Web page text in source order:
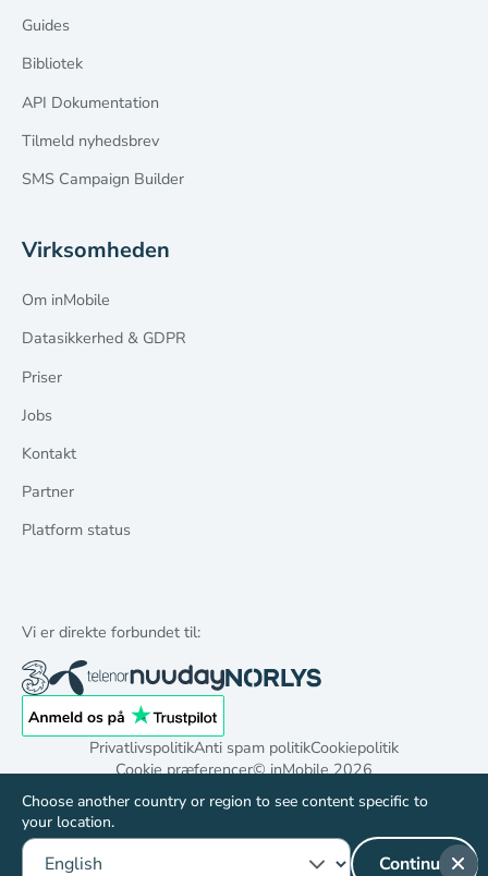
Choose another country or region to see content specific to
your location.
Continue
Guides
Bibliotek
API Dokumentation
Tilmeld nyhedsbrev
SMS Campaign Builder
Virksomheden
Om inMobile
Datasikkerhed & GDPR
Priser
Jobs
Kontakt
Partner
Platform status
PrivatlivspolitikAnti spam politikCookiepolitik
Cookie præferencer© inMobile2026
Vi er direkte forbundet til: